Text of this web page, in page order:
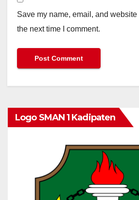
Save my name, email, and
the next time I comment.
Logo SMAN 1 Kadipaten